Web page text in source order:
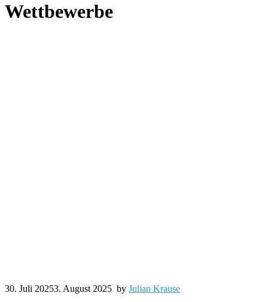
Wettbewerbe
30. Juli 20253. August 2025 by Julian Krause